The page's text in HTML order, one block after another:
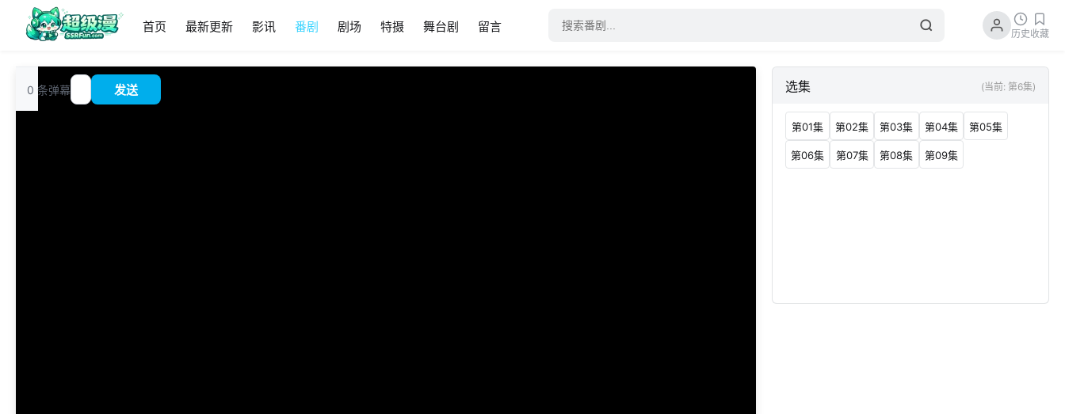
首页 最新更新 影讯 番剧 剧场 特摄 舞台剧 留言 历史收藏
追
番
?
0 条弹幕 发送 选集 (当前: 第6集)
第01集 第02集 第03集 第04集 第05集
第06集 第07集 第08集 第09集